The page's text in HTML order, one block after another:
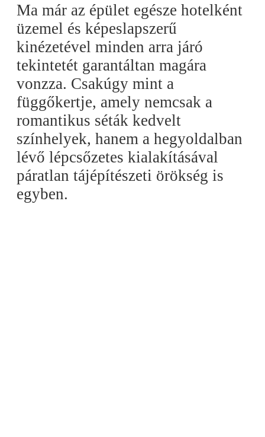
Ma már az épület egésze hotelként
üzemel és képeslapszerű
kinézetével minden arra járó
tekintetét garantáltan magára
vonzza. Csakúgy mint a
függőkertje, amely nemcsak a
romantikus séták kedvelt
színhelyek, hanem a hegyoldalban
lévő lépcsőzetes kialakításával
páratlan tájépítészeti örökség is
egyben.